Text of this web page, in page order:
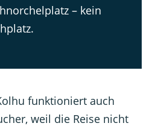
– kein
funktioniert auch
weil die Reise nicht